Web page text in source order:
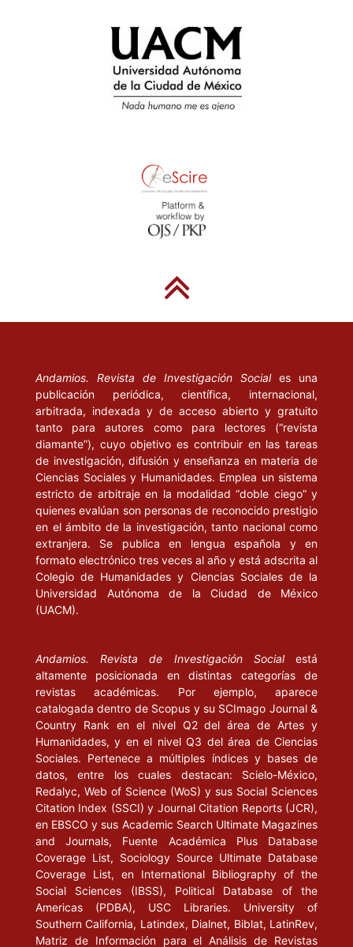
Andamios. Revista de Investigación Social es una
publicación periódica, científica, internacional,
arbitrada, indexada y de acceso abierto y gratuito
tanto para autores como para lectores (“revista
diamante”), cuyo objetivo es contribuir en las tareas
de investigación, difusión y enseñanza en materia de
Ciencias Sociales y Humanidades. Emplea un sistema
estricto de arbitraje en la modalidad “doble ciego” y
quienes evalúan son personas de reconocido prestigio
en el ámbito de la investigación, tanto nacional como
extranjera. Se publica en lengua española y en
formato electrónico tres veces al año y está adscrita al
Colegio de Humanidades y Ciencias Sociales de la
Universidad Autónoma de la Ciudad de México
(UACM).
Andamios. Revista de Investigación Socialestá
altamente posicionada en distintas categorías de
revistas académicas. Por ejemplo, aparece
catalogada dentro de Scopus y su SCImago Journal &
Country Rank en el nivel Q2 del área de Artes y
Humanidades, y en el nivel Q3 del área de Ciencias
Sociales. Pertenece a múltiples índices y bases de
datos, entre los cuales destacan: Scielo-México,
Redalyc, Web of Science (WoS) y sus Social Sciences
Citation Index (SSCI) y Journal Citation Reports (JCR),
en EBSCO y sus Academic Search Ultimate Magazines
and Journals, Fuente Académica Plus Database
Coverage List, Sociology Source Ultimate Database
Coverage List, en International Bibliography of the
Social Sciences (IBSS), Political Database of the
Americas (PDBA), USC Libraries. University of
Southern California, Latindex, Dialnet, Biblat, LatinRev,
Matriz de Información para el Análisis de Revistas